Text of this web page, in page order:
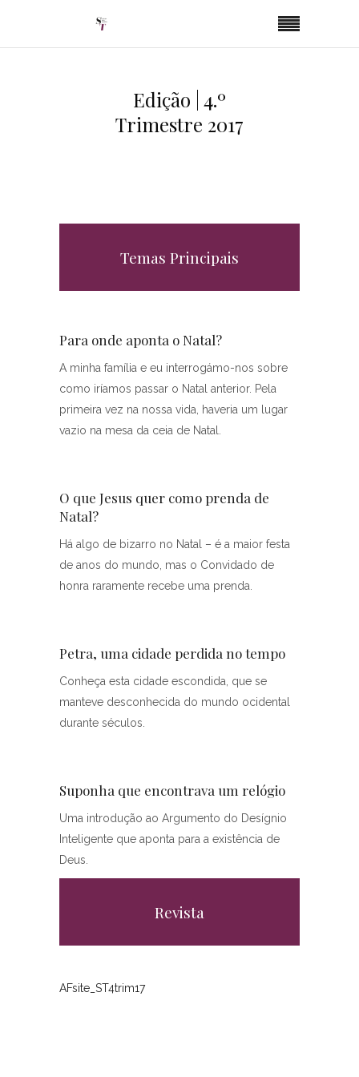
Edição | 4.º
Trimestre 2017
Temas Principais
Para onde aponta o Natal?
A minha família e eu interrogámo-nos sobre
como iríamos passar o Natal anterior. Pela
primeira vez na nossa vida, haveria um lugar
vazio na mesa da ceia de Natal.
O que Jesus quer como prenda de
Natal?
Há algo de bizarro no Natal – é a maior festa
de anos do mundo, mas o Convidado de
honra raramente recebe uma prenda.
Petra, uma cidade perdida no tempo
Conheça esta cidade escondida, que se
manteve desconhecida do mundo ocidental
durante séculos.
Suponha que encontrava um relógio
Uma introdução ao Argumento do Desígnio
Inteligente que aponta para a existência de
Deus.
Revista
AFsite_ST4trim17